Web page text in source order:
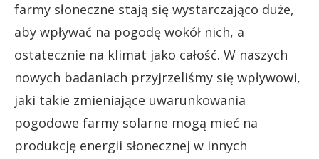
farmy słoneczne stają się wystarczająco duże,
aby wpływać na pogodę wokół nich, a
ostatecznie na klimat jako całość. W naszych
nowych badaniach przyjrzeliśmy się wpływowi,
jaki takie zmieniające uwarunkowania
pogodowe farmy solarne mogą mieć na
produkcję energii słonecznej w innych